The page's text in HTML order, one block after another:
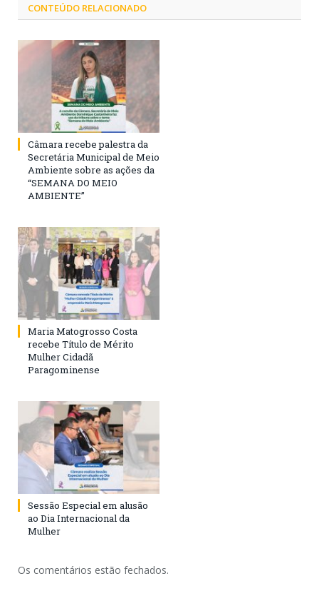
CONTEÚDO RELACIONADO
Câmara recebe palestra da
Secretária Municipal de Meio
Ambiente sobre as ações da
“SEMANA DO MEIO
AMBIENTE”
Maria Matogrosso Costa
recebe Título de Mérito
Mulher Cidadã
Paragominense
Sessão Especial em alusão
ao Dia Internacional da
Mulher
Os comentários estão fechados.